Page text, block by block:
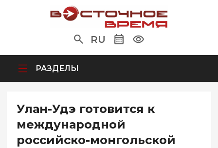
RU
РАЗДЕЛЫ
Улан-Удэ готовится к
международной
российско-монгольской